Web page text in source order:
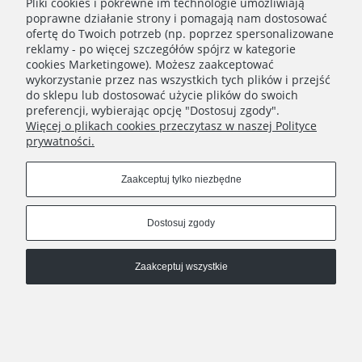
Newsletter
Dołącz do kobiecego świata Yellow Meadow!
Zapisz się
INFO
Pokaż pełną wersję strony
poprawne działanie strony i pomagają nam dostosować
ofertę do Twoich potrzeb (np. poprzez spersonalizowane
reklamy - po więcej szczegółów spójrz w kategorie
cookies Marketingowe). Możesz zaakceptować
wykorzystanie przez nas wszystkich tych plików i przejść
do sklepu lub dostosować użycie plików do swoich
preferencji, wybierając opcję "Dostosuj zgody".
Więcej o plikach cookies przeczytasz w naszej Polityce
prywatności.
Zaakceptuj tylko niezbędne
Dostosuj zgody
Zaakceptuj wszystkie